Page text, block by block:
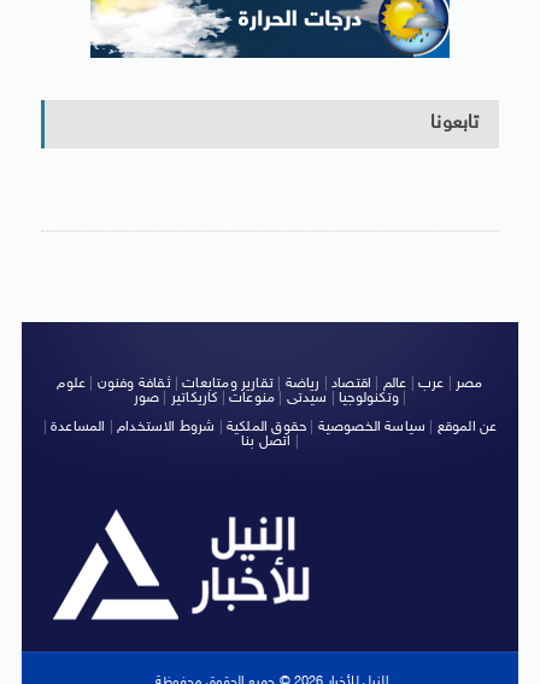
تابعونا
مصر عرب عالم اقتصاد رياضة |تقارير ومتابعات|ثقافة وفنون
علوم
وتكنولوجيا| سيدتى منوعات كاريكاتير صور
|
عن الموقع
سياسة الخصوصية حقوق الملكية شروط الاستخدام| المساعدة|
اتصل بنا